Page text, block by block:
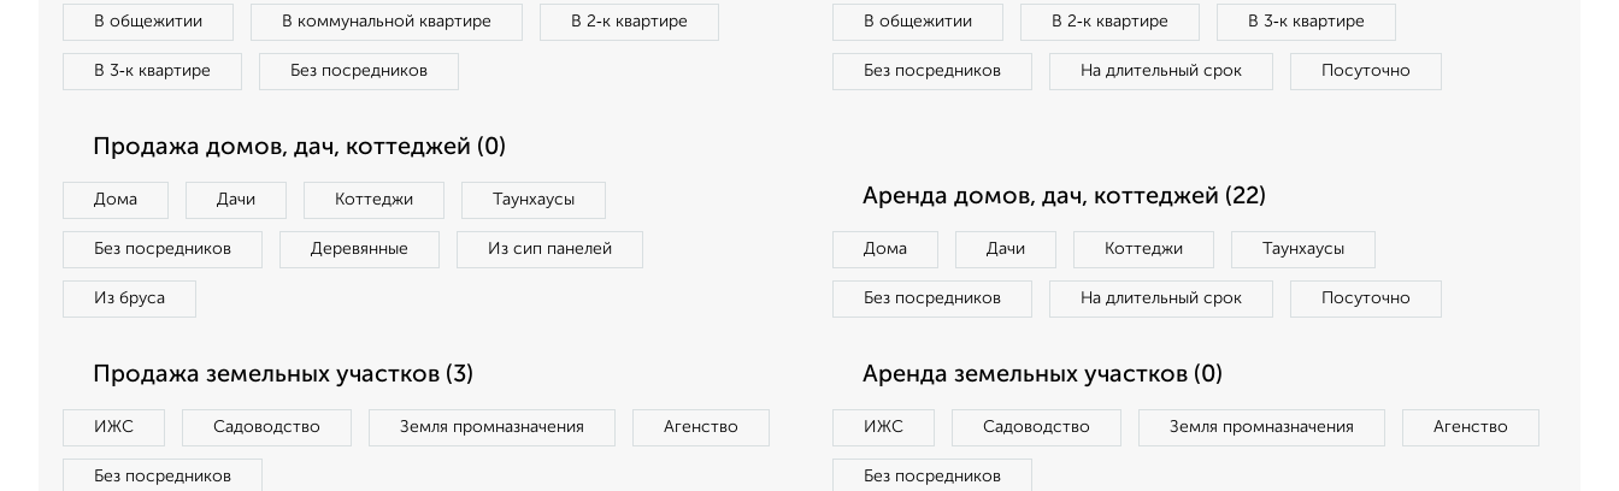
В общежитии В коммунальной квартире В 2‑к квартире
В 3‑к квартире Без посредников
В общежитии В 2‑к квартире В 3‑к квартире
Без посредников На длительный срок Посуточно
Продажа домов, дач, коттеджей (0)
Дома Дачи Коттеджи Таунхаусы
Без посредников Деревянные Из сип панелей
Из бруса
Аренда домов, дач, коттеджей (22)
Дома Дачи Коттеджи Таунхаусы
Без посредников На длительный срок Посуточно
Продажа земельных участков (3)
ИЖС Садоводство Земля промназначения Агенство
Без посредников
Аренда земельных участков (0)
ИЖС Садоводство Земля промназначения Агенство
Без посредников